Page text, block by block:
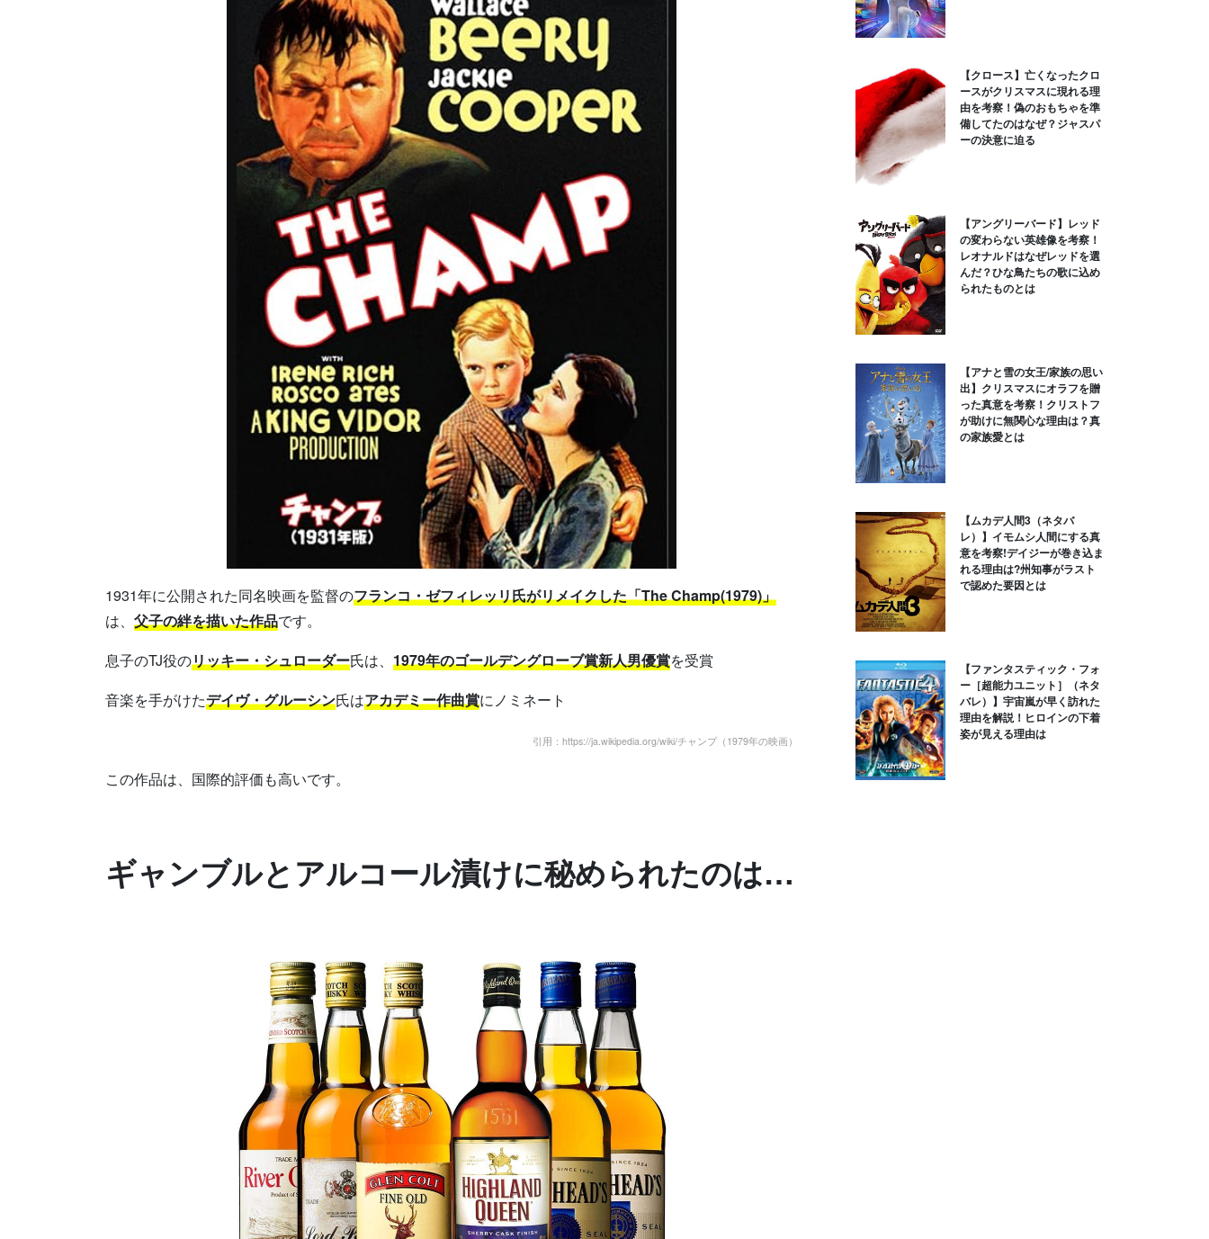
1931年に公開された同名映画を監督のフランコ・ゼフィレッリ氏がリメイクした「The Champ(1979)」
は、 父子の絆を描いた作品です。
息子のTJ役のリッキー・シュローダー氏は、 1979年のゴールデングローブ賞新人男優賞を受賞
音楽を手がけたデイヴ・グルーシン氏はアカデミー作曲賞にノミネート
引用：https://ja.wikipedia.org/wiki/チャンプ（1979年の映画）
この作品は、国際的評価も高いです。
ギャンブルとアルコール漬けに秘められたのは…
【クロース】亡くなったクロ
ースがクリスマスに現れる理
由を考察！偽のおもちゃを準
備してたのはなぜ？ジャスパ
ーの決意に迫る
【アングリーバード】レッド
の変わらない英雄像を考察！
レオナルドはなぜレッドを選
んだ？ひな鳥たちの歌に込め
られたものとは
【アナと雪の女王/家族の思い
出】クリスマスにオラフを贈
った真意を考察！クリストフ
が助けに無関心な理由は？真
の家族愛とは
【ムカデ人間3（ネタバ
レ）】イモムシ人間にする真
意を考察!デイジーが巻き込ま
れる理由は?州知事がラスト
で認めた要因とは
【ファンタスティック・フォ
ー［超能力ユニット］（ネタ
バレ）】宇宙嵐が早く訪れた
理由を解説！ヒロインの下着
姿が見える理由は